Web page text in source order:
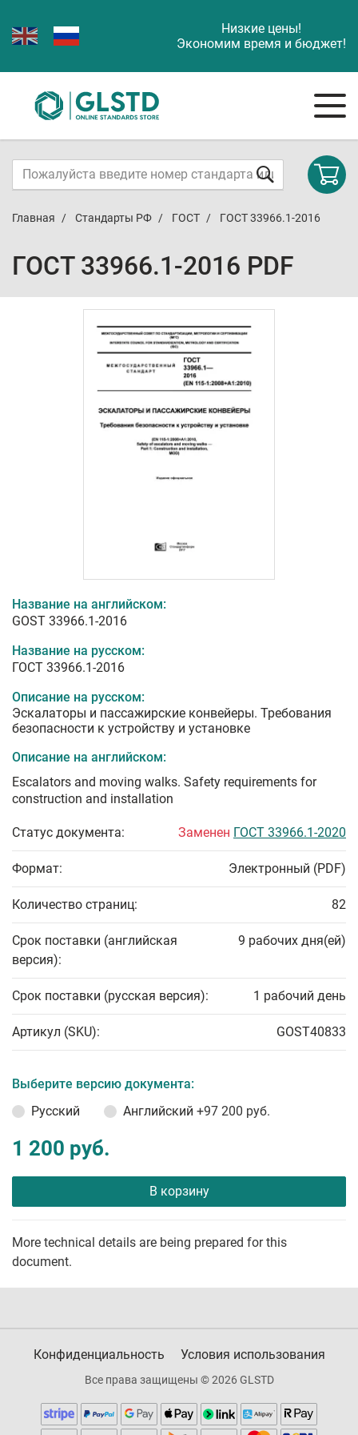
Низкие цены!
Экономим время и бюджет!
Главная Стандарты РФ ГОСТ ГОСТ 33966.1-2016
ГОСТ 33966.1-2016 PDF
Название на английском:
GOST 33966.1-2016
Название на русском:
ГОСТ 33966.1-2016
Описание на русском:
Эскалаторы и пассажирские конвейеры. Требования
безопасности к устройству и установке
Описание на английском:
Escalators and moving walks. Safety requirements for
construction and installation
Статус документа: Заменен ГОСТ 33966.1-2020
Формат: Электронный (PDF)
Количество страниц: 82
Срок поставки (английская
версия):
9 рабочих дня(ей)
Срок поставки (русская версия): 1 рабочий день
Артикул (SKU): GOST40833
Выберите версию документа:
Русский
Английский +97 200 руб.
1 200 руб.
В корзину
More technical details are being prepared for this
document.
Конфиденциальность Условия использования
Все права защищены © 2026 GLSTD